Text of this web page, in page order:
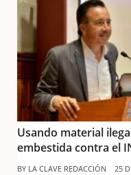
Usando material
embestida contra el
BY LA CLAVE REDACCIÓN 25